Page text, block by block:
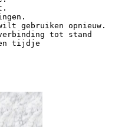
gebruiken opnieuw.
tot stand
tijdje